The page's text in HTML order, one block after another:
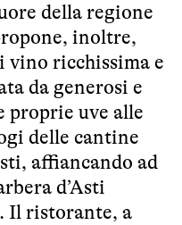
della regione
inoltre,
vino ricchissima e
da generosi e
uve alle
delle cantine
affiancando ad
d’Asti
Il ristorante, a